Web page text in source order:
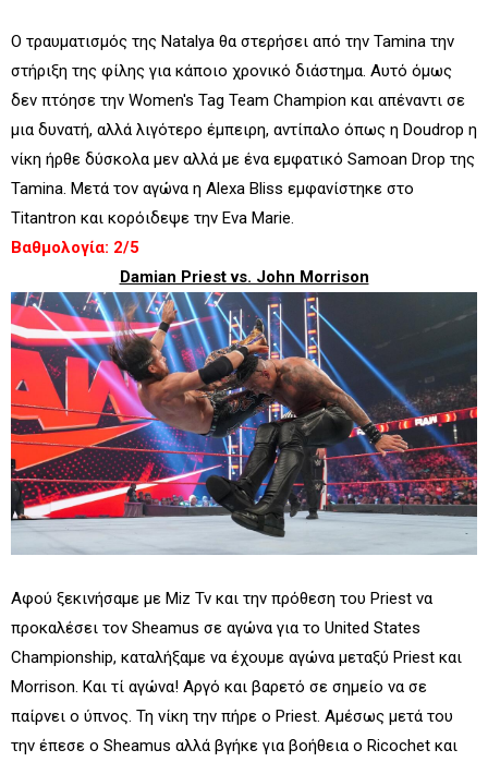
Ο τραυματισμός της Natalya θα στερήσει από την Tamina την
στήριξη της φίλης για κάποιο χρονικό διάστημα. Αυτό όμως
δεν πτόησε την Women's Tag Team Champion και απέναντι σε
μια δυνατή, αλλά λιγότερο έμπειρη, αντίπαλο όπως η Doudrop η
νίκη ήρθε δύσκολα μεν αλλά με ένα εμφατικό Samoan Drop της
Tamina. Μετά τον αγώνα η Alexa Bliss εμφανίστηκε στο
Titantron και κορόιδεψε την Eva Marie.
Βαθμολογία: 2/5
Damian Priest vs. John Morrison
Αφού ξεκινήσαμε με Miz Tv και την πρόθεση του Priest να
προκαλέσει τον Sheamus σε αγώνα για το United States
Championship, καταλήξαμε να έχουμε αγώνα μεταξύ Priest και
Morrison. Και τί αγώνα! Αργό και βαρετό σε σημείο να σε
παίρνει ο ύπνος. Τη νίκη την πήρε ο Priest. Αμέσως μετά του
την έπεσε ο Sheamus αλλά βγήκε για βοήθεια ο Ricochet και